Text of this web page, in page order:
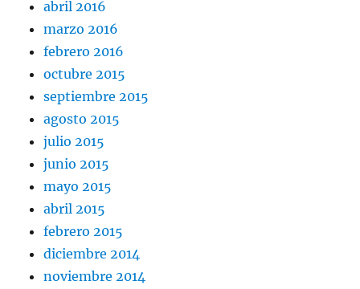
abril 2016
marzo 2016
febrero 2016
octubre 2015
septiembre 2015
agosto 2015
julio 2015
junio 2015
mayo 2015
abril 2015
febrero 2015
diciembre 2014
noviembre 2014